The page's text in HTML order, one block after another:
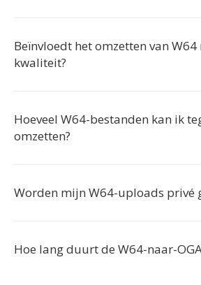
Beïnvloedt het omzetten van W64
kwaliteit?
Hoeveel W64-bestanden kan ik
omzetten?
Worden mijn W64-uploads privé
Hoe lang duurt de W64-naar-